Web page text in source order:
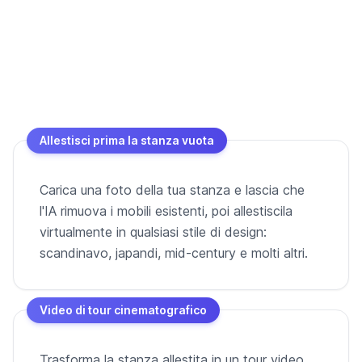
Allestisci prima la stanza vuota
Carica una foto della tua stanza e lascia che
l'IA rimuova i mobili esistenti, poi allestiscila
virtualmente in qualsiasi stile di design:
scandinavo, japandi, mid-century e molti altri.
Video di tour cinematografico